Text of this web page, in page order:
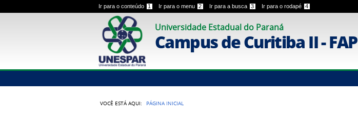
Ir para o conteúdo 1 Ir para o menu 2 Ir para a busca 3 Ir para o rodapé 4
Universidade Estadual do Paraná
Campus de Curitiba II - FAP
VOCÊ ESTÁ AQUI: PÁGINA INICIAL